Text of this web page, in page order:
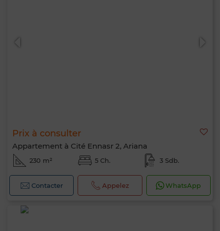
Prix à consulter
Appartement à Cité Ennasr 2, Ariana
230 m² 5 Ch. 3 Sdb.
Contacter Appelez WhatsApp